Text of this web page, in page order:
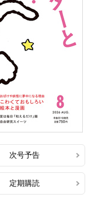
次号予告
定期購読